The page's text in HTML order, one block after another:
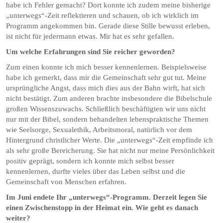
habe ich Fehler gemacht? Dort konnte ich zudem meine bisherige
„unterwegs“-Zeit reflektieren und schauen, ob ich wirklich im
Programm angekommen bin. Gerade diese Stille bewusst erleben,
ist nicht für jedermann etwas. Mir hat es sehr gefallen.
Um welche Erfahrungen sind Sie reicher geworden?
Zum einen konnte ich mich besser kennenlernen. Beispielsweise
habe ich gemerkt, dass mir die Gemeinschaft sehr gut tut. Meine
ursprüngliche Angst, dass mich dies aus der Bahn wirft, hat sich
nicht bestätigt. Zum anderen brachte insbesondere die Bibelschule
großen Wissenszuwachs. Schließlich beschäftigten wir uns nicht
nur mit der Bibel, sondern behandelten lebenspraktische Themen
wie Seelsorge, Sexualethik, Arbeitsmoral, natürlich vor dem
Hintergrund christlicher Werte. Die „unterwegs“-Zeit empfinde ich
als sehr große Bereicherung. Sie hat nicht nur meine Persönlichkeit
positiv geprägt, sondern ich konnte mich selbst besser
kennenlernen, durfte vieles über das Leben selbst und die
Gemeinschaft von Menschen erfahren.
Im Juni endete Ihr „unterwegs“-Programm. Derzeit legen Sie
einen Zwischenstopp in der Heimat ein. Wie geht es danach
weiter?